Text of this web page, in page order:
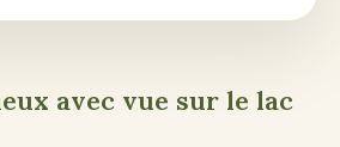
avec vue sur le lac